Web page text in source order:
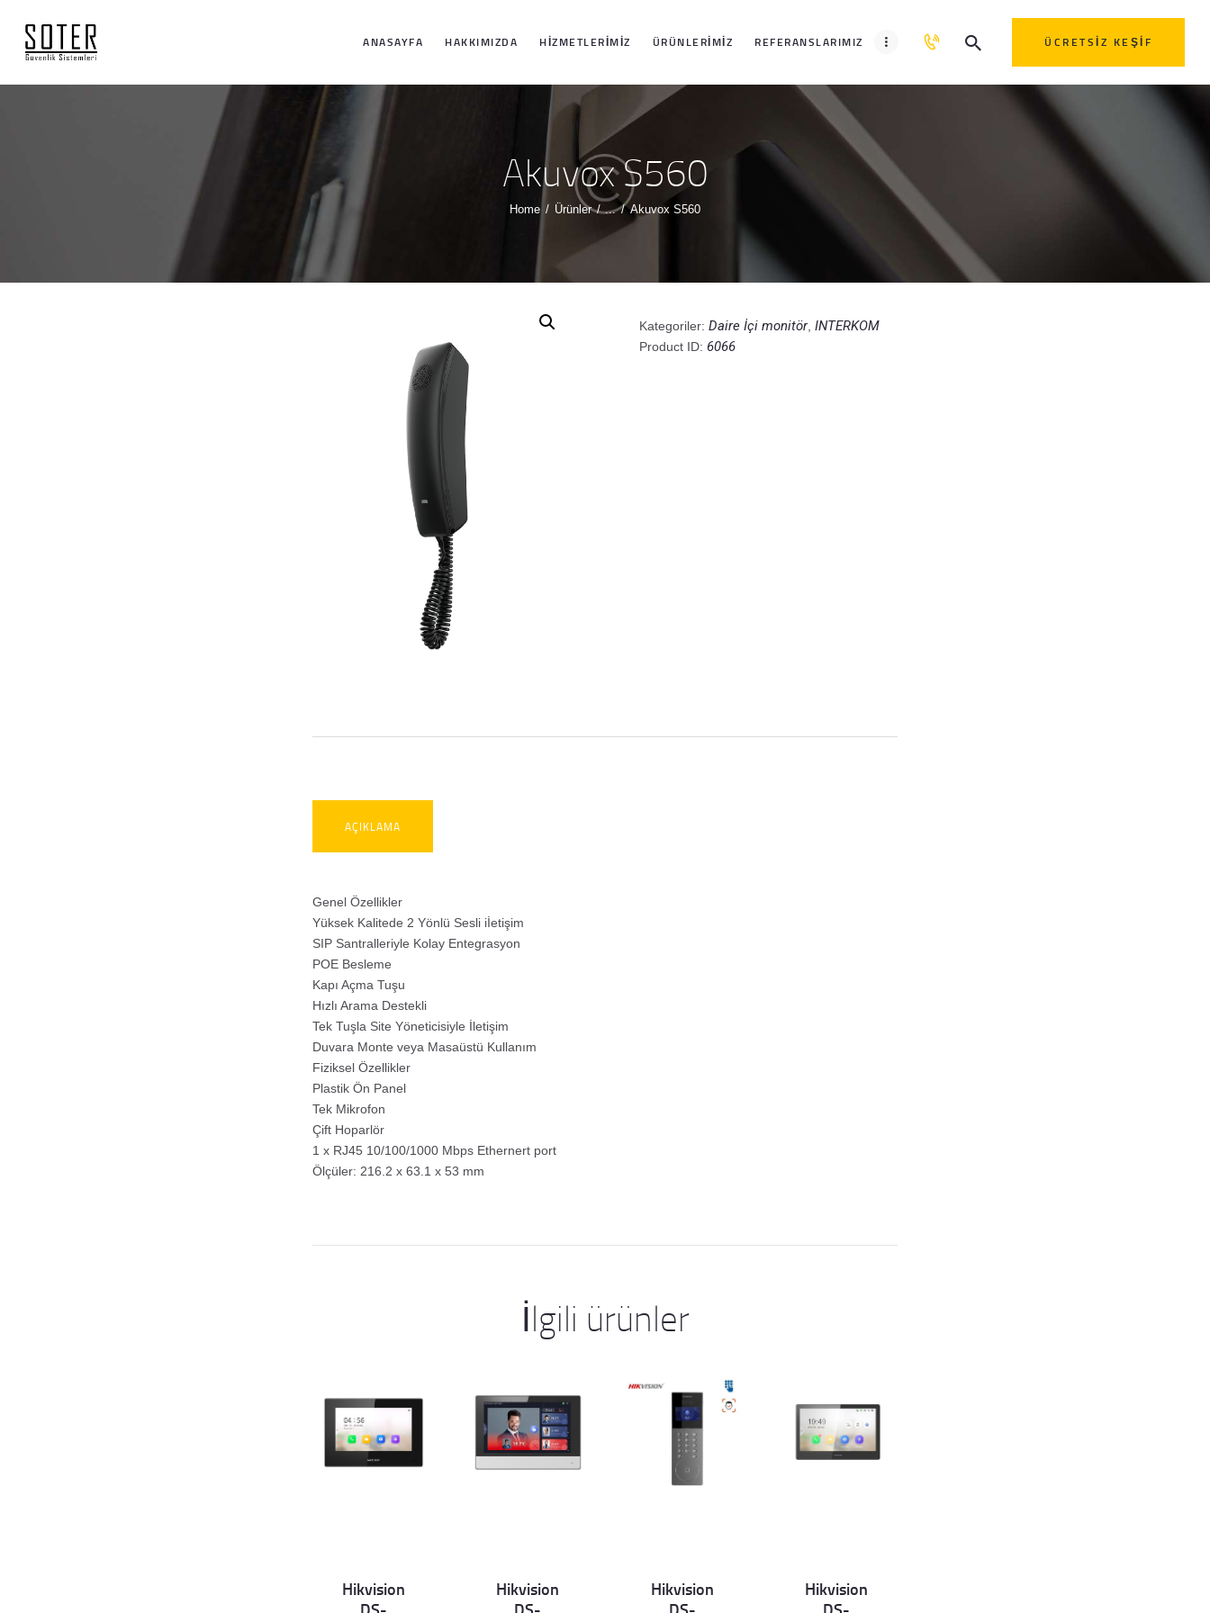
ANASAYFA HAKKIMIZDA HIZMETLERIMIZ ÜRÜNLERIMIZ REFERANSLARIMIZ ÜCRETSIZ KEŞIF
Akuvox S560
Home Ürünler ... Akuvox S560
ANASAYFA
HAKKIMIZDA
HIZMETLERIMIZ
ÜRÜNLERIMIZ
REFERANSLARI
İLETIŞIM
Kategoriler: Daire İçi monitör, INTERKOM
Product ID: 6066
AÇIKLAMA
Genel Özellikler
Yüksek Kalitede 2 Yönlü Sesli iİetişim
SIP Santralleriyle Kolay Entegrasyon
POE Besleme
Kapı Açma Tuşu
Hızlı Arama Destekli
Tek Tuşla Site Yöneticisiyle İletişim
Duvara Monte veya Masaüstü Kullanım
Fiziksel Özellikler
Plastik Ön Panel
Tek Mikrofon
Çift Hoparlör
1 x RJ45 10/100/1000 Mbps Ethernert port
Ölçüler: 216.2 x 63.1 x 53 mm
İlgili ürünler
Det
Hikvision
Det
Hikvision
Det
Hikvision
Det
Hikvision